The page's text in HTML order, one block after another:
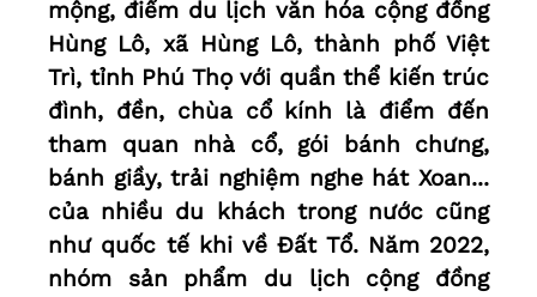
mộng, điểm du lịch văn hóa cộng đồng
Hùng Lô, xã Hùng Lô, thành phố Việt
Trì, tỉnh Phú Thọ với quần thể kiến trúc
đình, đền, chùa cổ kính là điểm đến
tham quan nhà cổ, gói bánh chưng,
bánh giầy, trải nghiệm nghe hát Xoan...
của nhiều du khách trong nước cũng
như quốc tế khi về Đất Tổ. Năm 2022,
nhóm sản phẩm du lịch cộng đồng